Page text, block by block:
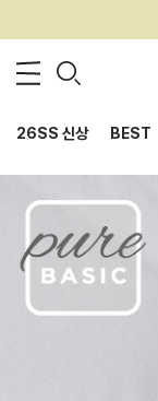
26SS 신상 BEST